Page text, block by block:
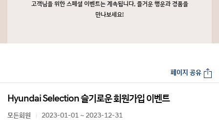
고객님을 위한 스페셜 이벤트는 계속됩니다. 즐거운 행운과 경품을
만나보세요!
Hyundai Selection 슬기로운 회원가입 이벤트
모든회원 2023-01-01 ~ 2023-12-31
페이지 공유